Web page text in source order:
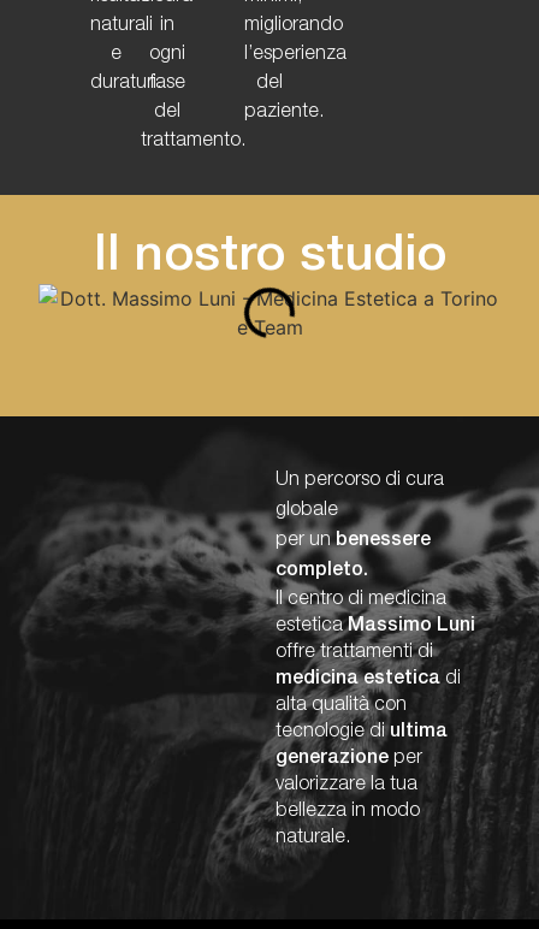
naturali
e
duraturi.
in
ogni
fase
del
trattamento.
migliorando
l’esperienza
del
paziente.
Il nostro studio
Un percorso di cura
globale
per unbenessere
completo.
Il centro di medicina
esteticaMassimo Luni
offre trattamenti di
medicina esteticadi
alta qualità con
tecnologie diultima
generazioneper
valorizzare la tua
bellezza in modo
naturale.